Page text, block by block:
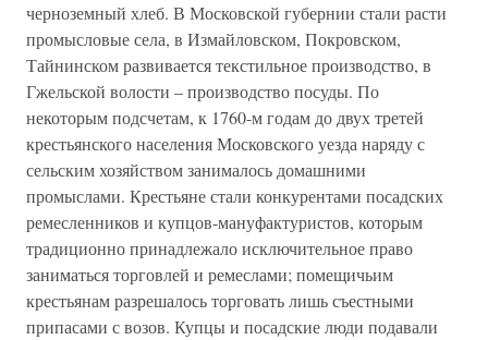
черноземный хлеб. В Московской губернии стали расти
промысловые села, в Измайловском, Покровском,
Тайнинском развивается текстильное производство, в
Гжельской волости – производство посуды. По
некоторым подсчетам, к 1760-м годам до двух третей
крестьянского населения Московского уезда наряду с
сельским хозяйством занималось домашними
промыслами. Крестьяне стали конкурентами посадских
ремесленников и купцов-мануфактуристов, которым
традиционно принадлежало исключительное право
заниматься торговлей и ремеслами; помещичьим
крестьянам разрешалось торговать лишь съестными
припасами с возов. Купцы и посадские люди подавали